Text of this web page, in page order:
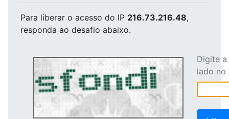
Para liberar o acesso do IP 216.73.216.48,
responda ao desafio abaixo.
Digite
lado no